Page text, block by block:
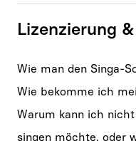
Lizenzierung
Wie man den Singa-
Wie bekomme ich
Warum kann ich
singen möchte, oder